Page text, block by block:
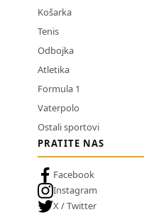
Košarka
Tenis
Odbojka
Atletika
Formula 1
Vaterpolo
Ostali sportovi
PRATITE NAS
Facebook
Instagram
X / Twitter